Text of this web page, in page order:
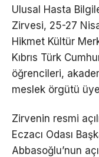
Ulusal Hasta
Zirvesi, 25-27
Hikmet Kültür
Kıbrıs Türk
öğrencileri,
meslek örgütü
Zirvenin resmi
Eczacı Odası
Abbasoğlu’nun